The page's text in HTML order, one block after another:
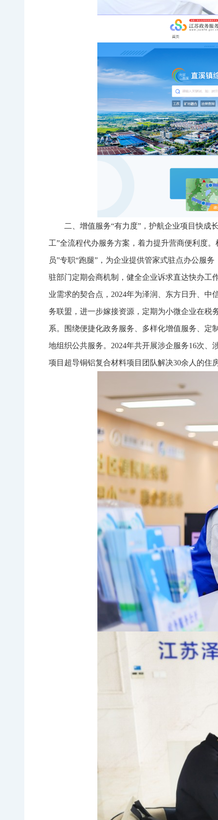
二、增值服务“有力度”，护航企业项目快成
工”全流程代办服务方案，着力提升营商便利度
员”专职“跑腿”，为企业提供管家式驻点办公服
驻部门定期会商机制，健全企业诉求直达快办工
业需求的契合点，2024年为泽润、东方日升、
务联盟，进一步嫁接资源，定期为小微企业在税
系。围绕便捷化政务服务、多样化增值服务、定
地组织公共服务。2024年共开展涉企服务16次、
项目超导铜铝复合材料项目团队解决30余人的住